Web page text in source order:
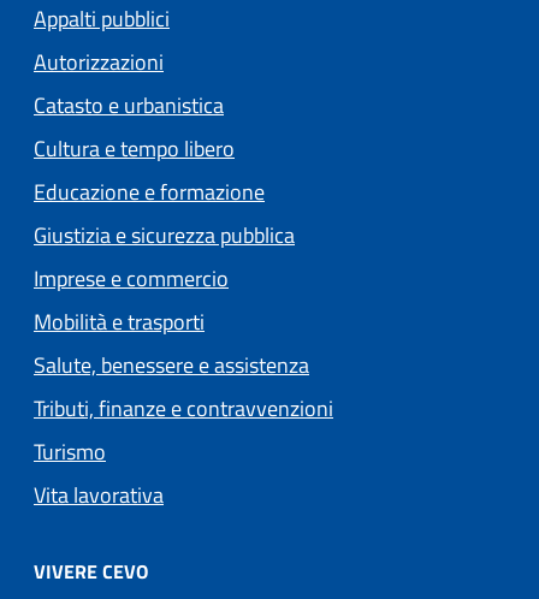
Appalti pubblici
Autorizzazioni
Catasto e urbanistica
Cultura e tempo libero
Educazione e formazione
Giustizia e sicurezza pubblica
Imprese e commercio
Mobilità e trasporti
Salute, benessere e assistenza
Tributi, finanze e contravvenzioni
Turismo
Vita lavorativa
VIVERE CEVO